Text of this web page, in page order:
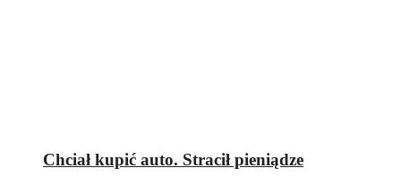
Chciał kupić auto. Stracił pieniądze